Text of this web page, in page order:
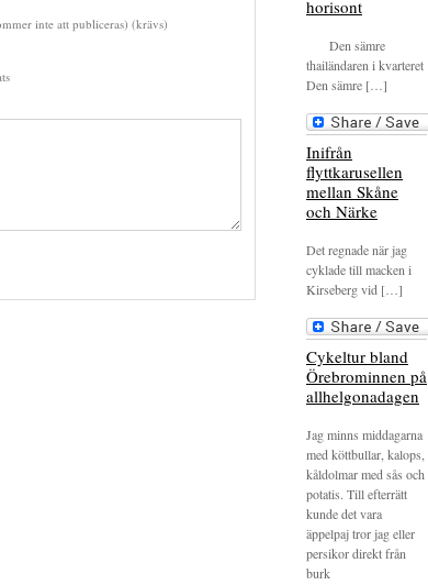
inte att publiceras) (krävs)
horisont
Den sämre
thailändaren i kvarteret
Den sämre […]
Inifrån
flyttkarusellen
mellan Skåne
och Närke
Det regnade när jag
cyklade till macken i
Kirseberg vid […]
Cykeltur bland
Örebrominnen på
allhelgonadagen
Jag minns middagarna
med köttbullar, kalops,
kåldolmar med sås och
potatis. Till efterrätt
kunde det vara
äppelpaj tror jag eller
persikor direkt från
burk